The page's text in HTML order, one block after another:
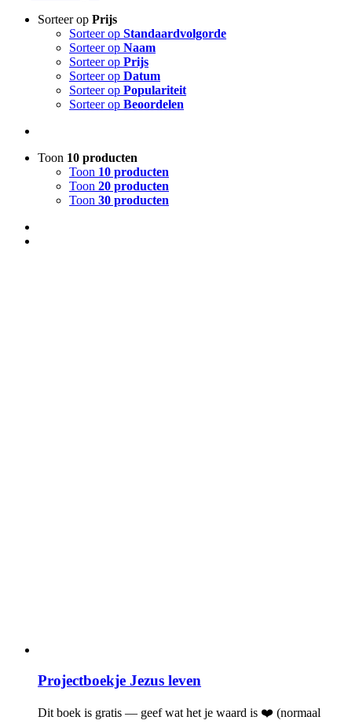
Sorteer op Prijs
Sorteer op Standaardvolgorde
Sorteer op Naam
Sorteer op Prijs
Sorteer op Datum
Sorteer op Populariteit
Sorteer op Beoordelen
Toon 10 producten
Toon 10 producten
Toon 20 producten
Toon 30 producten
Projectboekje Jezus leven
Dit boek is gratis — geef wat het je waard is ❤️ (normaal